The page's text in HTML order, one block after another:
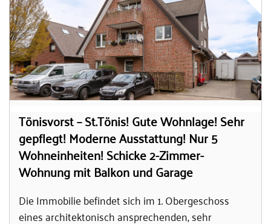
Tönisvorst – St.Tönis! Gute Wohnlage! Sehr
gepflegt! Moderne Ausstattung! Nur 5
Wohneinheiten! Schicke 2-Zimmer-
Wohnung mit Balkon und Garage
Die Immobilie befindet sich im 1. Obergeschoss
eines architektonisch ansprechenden, sehr